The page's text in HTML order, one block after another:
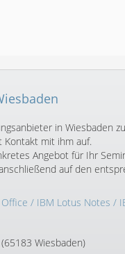
in Wiesbaden
Kontakt mit ihm auf.
Angebot für Ihr
auf den
Office / IBM Lotus Notes /
Wiesbaden)